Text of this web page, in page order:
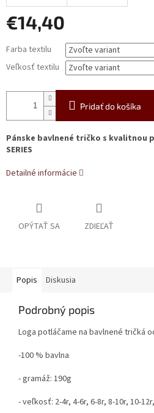
€14,40
cena:
Farba textilu
Veľkosť textilu
Pridať do košíka
Pánske bavlnené tričko s kvalitnou
SERIES
Detailné informácie
OPÝTAŤ SA ZDIEĽAŤ
Popis Diskusia
Podrobný popis
Loga potláčame na bavlnené tričká
-100 % bavlna
- gramáž: 190g
- veľkosť: 2-4r, 4-6r, 6-8r, 8-10r, 10-12r,